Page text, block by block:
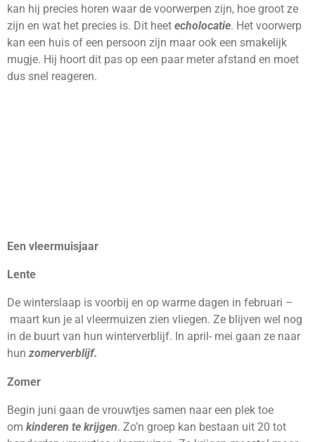
kan hij precies horen waar de voorwerpen zijn, hoe groot ze
zijn en wat het precies is. Dit heet echolocatie. Het voorwerp
kan een huis of een persoon zijn maar ook een smakelijk
mugje. Hij hoort dit pas op een paar meter afstand en moet
dus snel reageren.
Een vleermuisjaar
Lente
De winterslaap is voorbij en op warme dagen in februari –
maart kun je al vleermuizen zien vliegen. Ze blijven wel nog
in de buurt van hun winterverblijf. In april- mei gaan ze naar
hunzomerverblijf.
Zomer
Begin juni gaan de vrouwtjes samen naar een plek toe
om kinderen te krijgen. Zo’n groep kan bestaan uit 20 tot